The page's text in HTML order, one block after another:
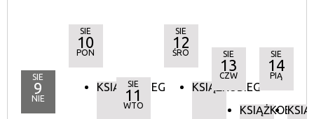
SIE
9
NIE
SIE
10
PON
KSIĄŻKOBIEG
SIE
11
WTO
SIE
12
ŚRO
KSIĄŻKOBIEG
SIE
13
CZW
KSIĄŻKOBIEG
SIE
14
PIĄ